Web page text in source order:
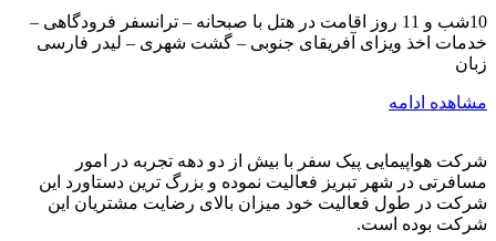
10شب و 11 روز اقامت در هتل با صبحانه – ترانسفر فرودگاهی –
خدمات اخذ ویزای آفریقای جنوبی – گشت شهری – لیدر فارسی
زبان
مشاهده ادامه
شرکت هواپیمایی پیک سفر با بیش از دو دهه تجربه در امور
مسافرتی در شهر تبریز فعالیت نموده و بزرگ ترین دستاورد این
شرکت در طول فعالیت خود میزان بالای رضایت مشتریان این
شرکت بوده است.